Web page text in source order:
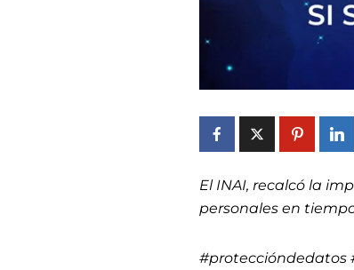
El INAI, recalcó la
personales en
#proteccióndedatos